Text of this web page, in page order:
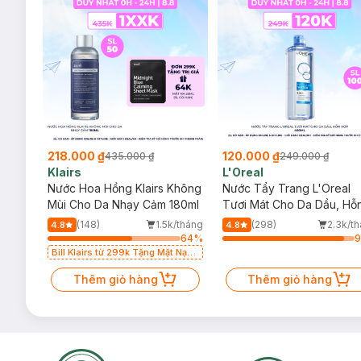
218.000 ₫435.000 ₫
Klairs
Nước Hoa Hồng Klairs Không
Mùi Cho Da Nhạy Cảm 180ml
4.8 (148)
1.5k/tháng
64%
Bill Klairs từ 299k Tặng Mặt Nạ
Nhờn 25ml (SL Có Hạn)
Thêm giỏ hàng
120.000 ₫249.000 ₫
L'Oreal
Nước Tẩy Trang L'Oreal
Tươi Mát Cho Da Dầu,
Hợp 400ml
4.8 (298)
2.3k/
Thêm giỏ hàng